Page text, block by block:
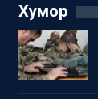
Хумор